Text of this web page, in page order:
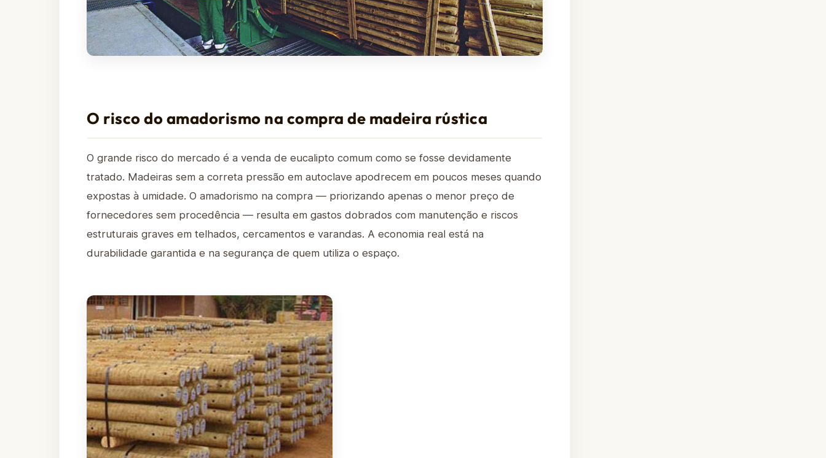
O risco do amadorismo na compra de madeira rústica
O grande risco do mercado é a venda de eucalipto comum como se fosse devidamente
tratado. Madeiras sem a correta pressão em autoclave apodrecem em poucos meses quando
expostas à umidade. O amadorismo na compra — priorizando apenas o menor preço de
fornecedores sem procedência — resulta em gastos dobrados com manutenção e riscos
estruturais graves em telhados, cercamentos e varandas. A economia real está na
durabilidade garantida e na segurança de quem utiliza o espaço.